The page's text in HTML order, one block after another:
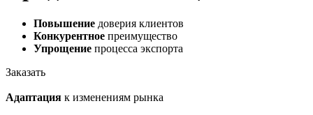
Повышение доверия клиентов
Конкурентное преимущество
Упрощение процесса экспорта
Заказать
Адаптация к изменениям рынка